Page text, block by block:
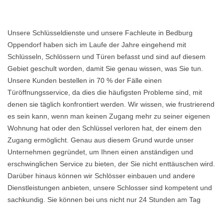
Unsere Schlüsseldienste und unsere Fachleute in Bedburg
Oppendorf haben sich im Laufe der Jahre eingehend mit
Schlüsseln, Schlössern und Türen befasst und sind auf diesem
Gebiet geschult worden, damit Sie genau wissen, was Sie tun.
Unsere Kunden bestellen in 70 % der Fälle einen
Türöffnungsservice, da dies die häufigsten Probleme sind, mit
denen sie täglich konfrontiert werden. Wir wissen, wie frustrierend
es sein kann, wenn man keinen Zugang mehr zu seiner eigenen
Wohnung hat oder den Schlüssel verloren hat, der einem den
Zugang ermöglicht. Genau aus diesem Grund wurde unser
Unternehmen gegründet, um Ihnen einen anständigen und
erschwinglichen Service zu bieten, der Sie nicht enttäuschen wird.
Darüber hinaus können wir Schlösser einbauen und andere
Dienstleistungen anbieten, unsere Schlosser sind kompetent und
sachkundig. Sie können bei uns nicht nur 24 Stunden am Tag